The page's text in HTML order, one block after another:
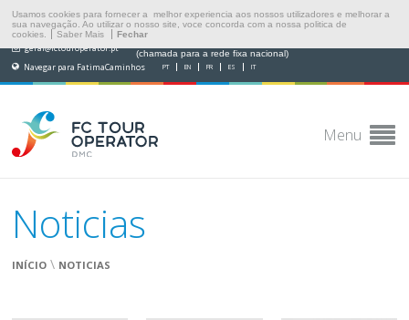
Usamos cookies para fornecer a melhor experiencia aos nossos utilizadores e melhorar a
sua navegação. Ao utilizar o nosso site, voce concorda com a nossa politica de
cookies.
Saber Mais Fechar
geral@fctouroperator.pt (chamada para a rede fixa nacional)
Navegar para FatimaCaminhos PT EN FR ES IT
Menu
Noticias
INÍCIO \ NOTICIAS